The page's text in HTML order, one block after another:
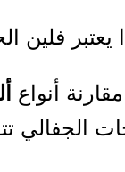
يعتبر فلين
أنواع
الجفالي